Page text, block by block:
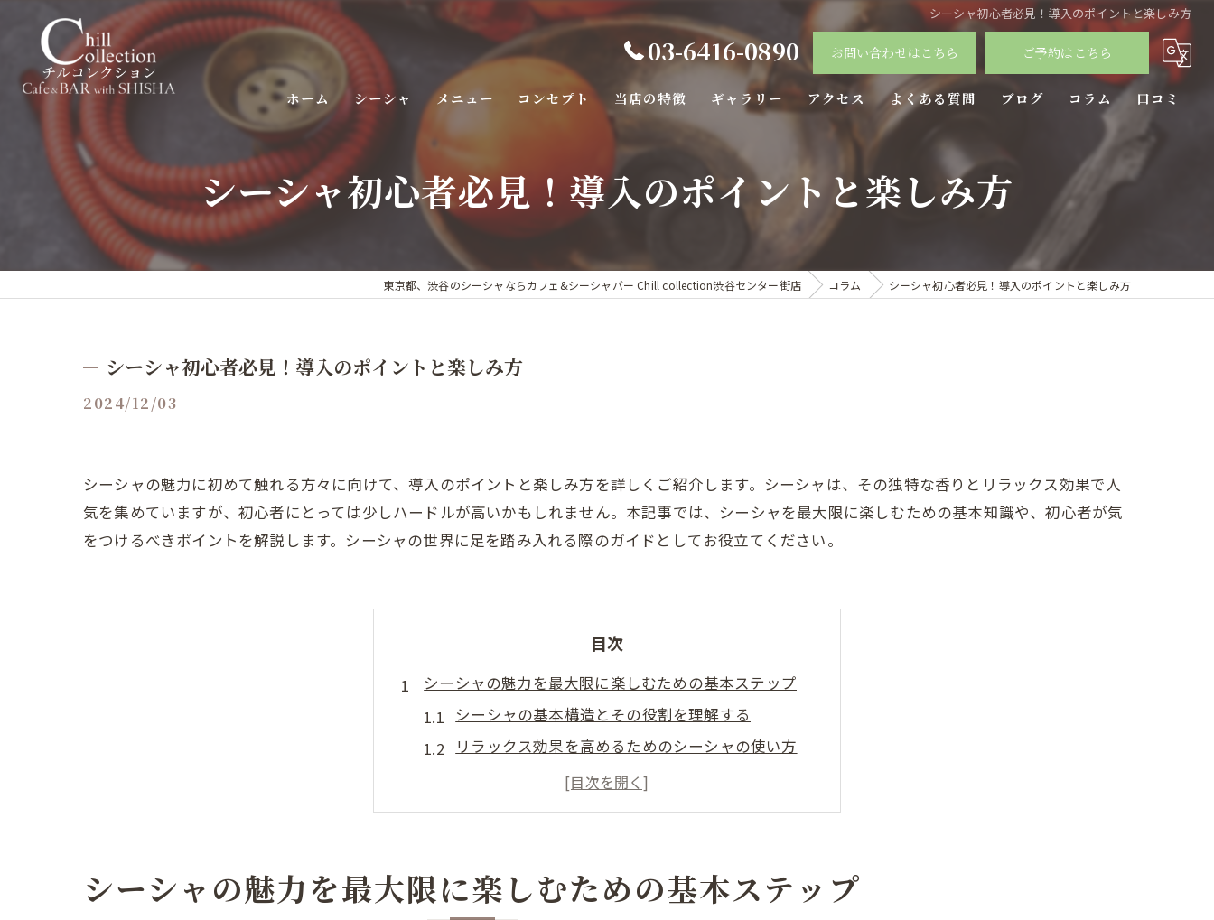
シーシャ初心者必見！導入のポイントと楽しみ方
03-6416-0890 お問い合わせはこちら ご予約はこちら
ホーム シーシャ メニュー コンセプト 当店の特徴
バー
カフェ
デート
ギャラリー アクセス よくある質問 ブログ コラム 口コミ
シーシャ初心者必見！導入のポイントと楽しみ方
東京都、渋谷のシーシャならカフェ&シーシャバー Chill collection渋谷センター街店 コラム シーシャ初心者必見！導入のポイントと楽しみ方
シーシャ初心者必見！導入のポイントと楽しみ方
2024/12/03
シーシャの魅力に初めて触れる方々に向けて、導入のポイントと楽しみ方を詳しくご紹介します。シーシャは、その独特な香りとリラックス効果で人
気を集めていますが、初心者にとっては少しハードルが高いかもしれません。本記事では、シーシャを最大限に楽しむための基本知識や、初心者が気
をつけるべきポイントを解説します。シーシャの世界に足を踏み入れる際のガイドとしてお役立てください。
目次
シーシャの魅力を最大限に楽しむための基本ステップ
シーシャの基本構造とその役割を理解する
リラックス効果を高めるためのシーシャの使い方
初心者におすすめのフレーバー選び
シーシャを楽しむための環境作りのコツ
シーシャの楽しみを倍増させるための方法
初心者が知っておくべきシーシャの選び方ガイド
シーシャの魅力を最大限に楽しむための基本ステップ